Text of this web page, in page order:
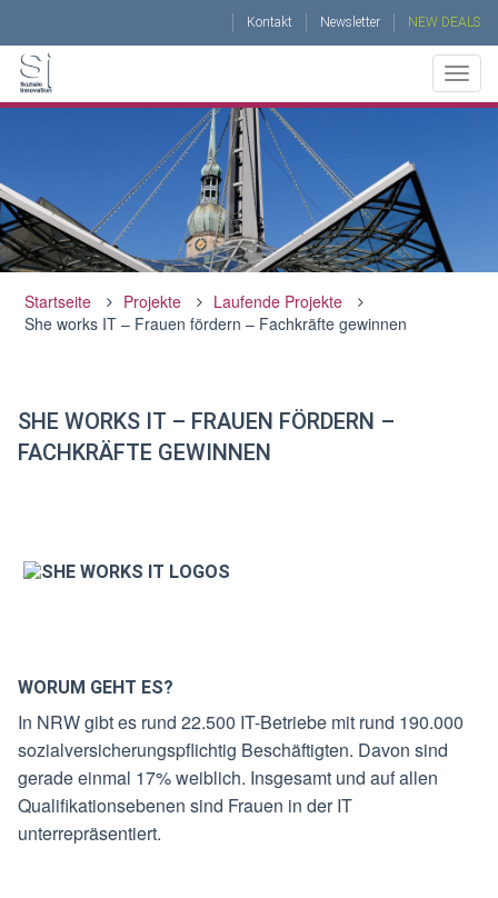
NEW DEALS
Newsletter
Kontakt
BERATUNG
TRAININGS UND COACHING
PROJEKTE
Startseite Projekte
Laufende Projekte
She works IT – Frauen fördern – Fachkräfte gewinnen
SHE WORKS IT – FRAUEN FÖRDERN –
FACHKRÄFTE GEWINNEN
WORUM GEHT ES?
In NRW gibt es rund 22.500 IT-Betriebe mit rund 190.000
sozialversicherungspflichtig Beschäftigten. Davon sind
gerade einmal 17% weiblich. Insgesamt und auf allen
Qualifikationsebenen sind Frauen in der IT
unterrepräsentiert.